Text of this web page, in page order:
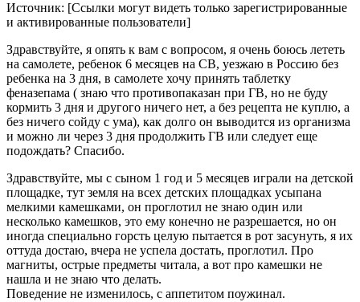
Источник: [Ссылки могут видеть только зарегистрированные
и активированные пользователи]
Здравствуйте, я опять к вам с вопросом, я очень боюсь лететь
на самолете, ребенок 6 месяцев на СВ, уезжаю в Россию без
ребенка на 3 дня, в самолете хочу принять таблетку
феназепама ( знаю что противопаказан при ГВ, но не буду
кормить 3 дня и другого ничего нет, а без рецепта не куплю, а
без ничего сойду с ума), как долго он выводится из организма
и можно ли через 3 дня продолжить ГВ или следует еще
подождать? Спасибо.
Здравствуйте, мы с сыном 1 год и 5 месяцев играли на детской
площадке, тут земля на всех детских площадках усыпана
мелкими камешками, он проглотил не знаю один или
несколько камешков, это ему конечно не разрешается, но он
иногда специально горсть целую пытается в рот засунуть, я их
оттуда достаю, вчера не успела достать, проглотил. Про
магниты, острые предметы читала, а вот про камешки не
нашла и не знаю что делать.
Поведение не изменилось, с аппетитом поужинал.